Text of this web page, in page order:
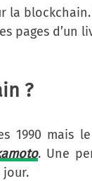
la blockchain.
pages d’un
?
1990 mais
. Une